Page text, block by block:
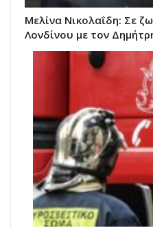
Μελίνα Νικολαΐδη: Σε
Λονδίνου με τον